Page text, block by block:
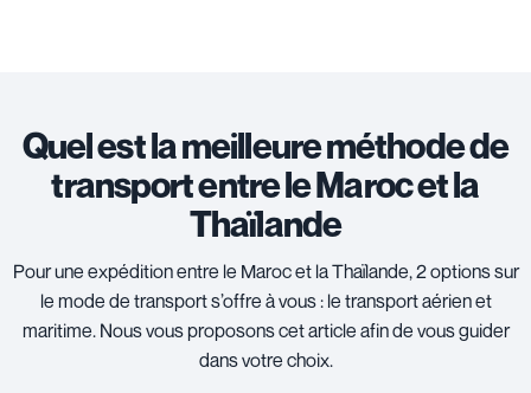
Quel est la meilleure méthode de
transport entre le Maroc et la
Thaïlande
Pour une expédition entre le Maroc et la Thaïlande, 2 options sur
le mode de transport s’offre à vous : le transport aérien et
maritime. Nous vous proposons cet article afin de vous guider
dans votre choix.